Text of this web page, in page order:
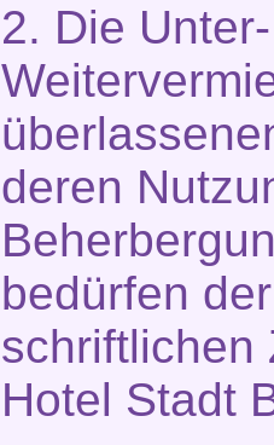
2. Die
deren
bedürfen
schriftlichen
Hotel Stadt